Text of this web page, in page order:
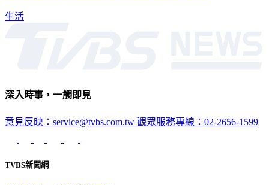
生活
深入時事，一觸即見
意見反映：service@tvbs.com.tw 觀眾服務專線：02-2656-1599
TVBS新聞網